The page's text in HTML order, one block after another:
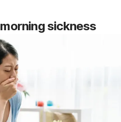
morning sickness